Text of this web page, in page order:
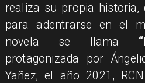
realiza su propia historia,
para adentrarse en el
novela se llama
protagonizada por
Yañez; el año 2021,